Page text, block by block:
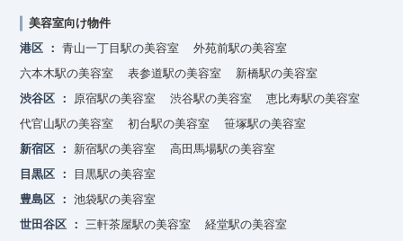
美容室向け物件
港区
青山一丁目駅の美容室
外苑前駅の美容室
六本木駅の美容室
表参道駅の美容室
新橋駅の美容室
渋谷区
原宿駅の美容室 渋谷駅の美容室
恵比寿駅の美容室
代官山駅の美容室
初台駅の美容室
笹塚駅の美容室
新宿区
新宿駅の美容室
高田馬場駅の美容室
目黒区
目黒駅の美容室
豊島区
池袋駅の美容室
世田谷区
三軒茶屋駅の美容室
経堂駅の美容室